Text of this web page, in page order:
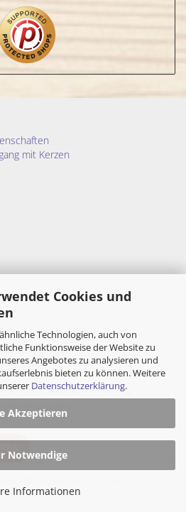
Cookies und
Technologien, auch von
Funktionsweise der Website zu
Angebotes zu analysieren und
bieten zu können. Weitere
Datenschutzerklärung.
Akzeptieren
Notwendige
Informationen
mit Kerzen
Muster-Wiederrufsformular